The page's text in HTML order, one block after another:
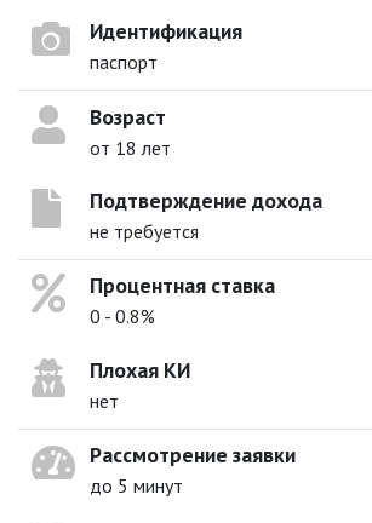
Идентификация
паспорт
Возраст
от 18 лет
Подтверждение дохода
не требуется
Процентная ставка
0 - 0.8%
Плохая КИ
нет
Рассмотрение заявки
до 5 минут